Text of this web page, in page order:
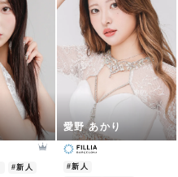
#新人
愛野 あかり
#新人